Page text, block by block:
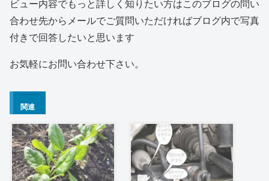
ビュー内容でもっと詳しく知りたい方はこのブログの問い
合わせ先からメールでご質問いただければブログ内で写真
付きで回答したいと思います
お気軽にお問い合わせ下さい。
関連